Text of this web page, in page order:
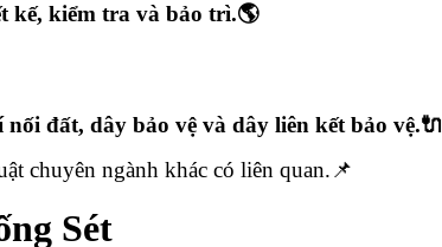
kế, kiểm tra và bảo trì.🌎
đất, dây bảo vệ và dây liên kết bảo vệ.🔌
chuyên ngành khác có liên quan.📌
Sét